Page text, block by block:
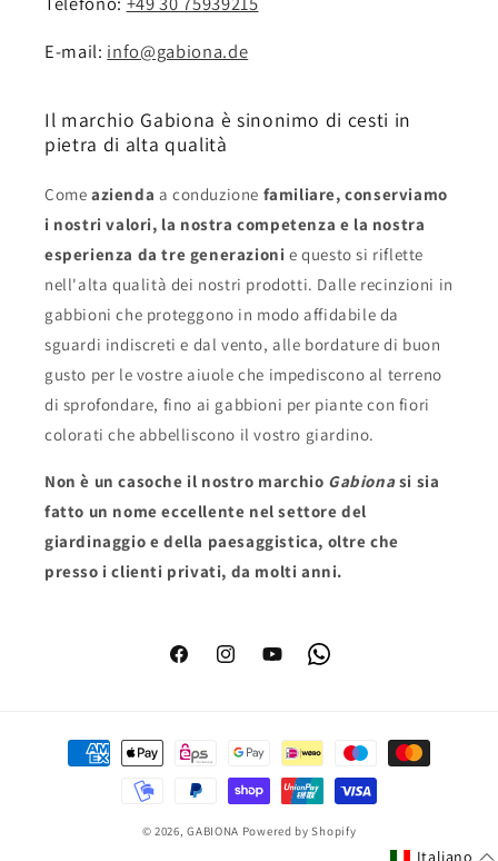
E-mail: info@gabiona.de
Il marchio Gabiona è sinonimo di cesti in
pietra di alta qualità
Come azienda a conduzione familiare, conserviamo
i nostri valori, la nostra competenza e la nostra
esperienza da tre generazionie questo si riflette
nell'alta qualità dei nostri prodotti. Dalle recinzioni in
gabbioniche proteggono in modo affidabile da
sguardi indiscreti e dal vento, alle bordature di buon
gusto per le vostre aiuole che impediscono al terreno
di sprofondare, fino ai gabbioni per piante con fiori
colorati che abbelliscono il vostro giardino.
Non è un casoche il nostro marchio Gabionasi sia
fatto un nome eccellente nel settore del
giardinaggio e della paesaggistica, oltre che
presso i clienti privati, da molti anni.
FacebookInstagramYouTubeWhatsApp
Metodi
© 2026,GABIONA Powered by Shopify
Italiano